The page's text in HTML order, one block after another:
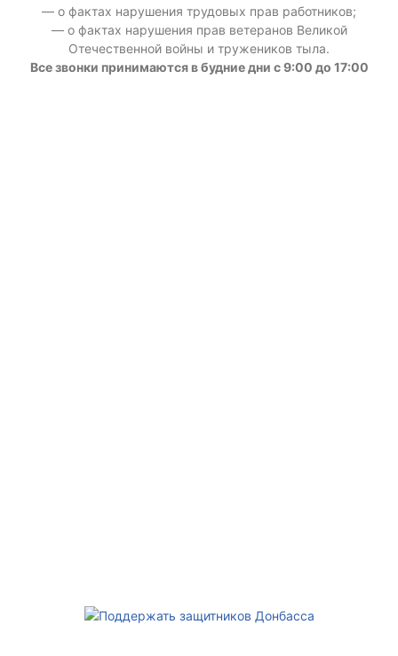
— о фактах нарушения трудовых прав работников;
— о фактах нарушения прав ветеранов Великой
Отечественной войны и тружеников тыла.
Все звонки принимаются в будние дни с 9:00 до 17:00